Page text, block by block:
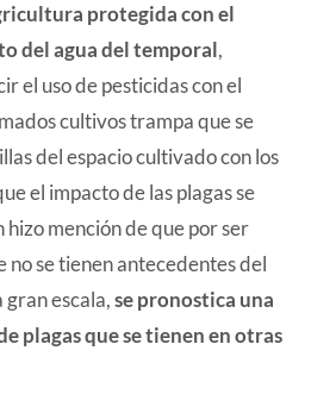
protegida con el
del agua del temporal,
el uso de pesticidas con el
cultivos trampa que se
del espacio cultivado con los
el impacto de las plagas se
hizo mención de que por ser
no se tienen antecedentes del
escala,se pronostica una
plagas que se tienen en otras